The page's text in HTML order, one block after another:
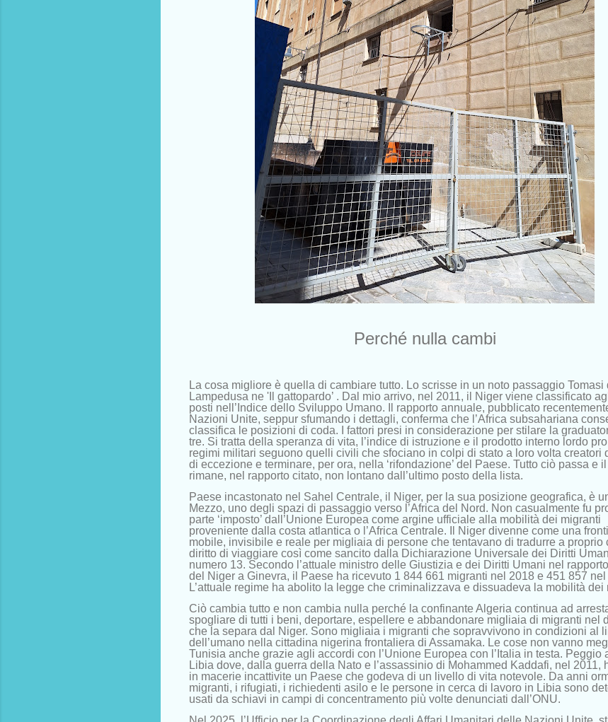
Perché nulla cambi
La cosa migliore è quella di cambiare tutto. Lo scrisse in un noto passaggio Tomasi
Lampedusa ne 'Il gattopardo’ . Dal mio arrivo, nel 2011, il Niger viene classificato
posti nell’Indice dello Sviluppo Umano. Il rapporto annuale, pubblicato
Nazioni Unite, seppur sfumando i dettagli, conferma che l’Africa subsahariana
classifica le posizioni di coda. I fattori presi in considerazione per stilare la
tre. Si tratta della speranza di vita, l’indice di istruzione e il prodotto interno lordo pro
regimi militari seguono quelli civili che sfociano in colpi di stato a loro volta creatori
di eccezione e terminare, per ora, nella ‘rifondazione’ del Paese. Tutto ciò passa e
rimane, nel rapporto citato, non lontano dall’ultimo posto della lista.
Paese incastonato nel Sahel Centrale, il Niger, per la sua posizione geografica, è
Mezzo, uno degli spazi di passaggio verso l’Africa del Nord. Non casualmente fu
parte ‘imposto’ dall’Unione Europea come argine ufficiale alla mobilità dei migranti
proveniente dalla costa atlantica o l’Africa Centrale. Il Niger divenne come una
mobile, invisibile e reale per migliaia di persone che tentavano di tradurre a proprio
diritto di viaggiare così come sancito dalla Dichiarazione Universale dei Diritti
numero 13. Secondo l’attuale ministro delle Giustizia e dei Diritti Umani nel
del Niger a Ginevra, il Paese ha ricevuto 1 844 661 migranti nel 2018 e 451 857 nel
L’attuale regime ha abolito la legge che criminalizzava e dissuadeva la mobilità dei
Ciò cambia tutto e non cambia nulla perché la confinante Algeria continua ad
spogliare di tutti i beni, deportare, espellere e abbandonare migliaia di migranti nel
che la separa dal Niger. Sono migliaia i migranti che sopravvivono in condizioni al
dell’umano nella cittadina nigerina frontaliera di Assamaka. Le cose non vanno
Tunisia anche grazie agli accordi con l’Unione Europea con l’Italia in testa. Peggio
Libia dove, dalla guerra della Nato e l’assassinio di Mohammed Kaddafi, nel 2011,
in macerie incattivite un Paese che godeva di un livello di vita notevole. Da anni
migranti, i rifugiati, i richiedenti asilo e le persone in cerca di lavoro in Libia sono
usati da schiavi in campi di concentramento più volte denunciati dall’ONU.